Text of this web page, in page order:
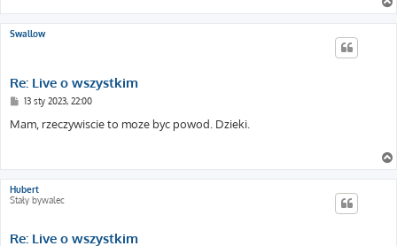
Swallow
Re: Live o wszystkim
P
s
t
13 sty 2023, 22:00
Mam, rzeczywiscie to moze byc powod. Dzieki.
Hubert
Stały bywalec
Re: Live o wszystkim